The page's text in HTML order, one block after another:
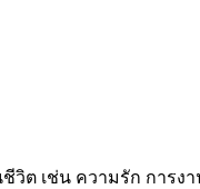
ต เช่น ความรัก การ